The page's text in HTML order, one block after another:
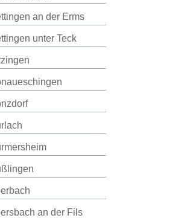
an der Erms
unter Teck
an der Fils